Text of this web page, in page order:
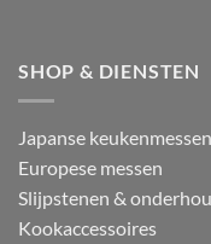
SHOP & DIENSTEN
Japanse keukenmessen
Europese messen
Slijpstenen &
Kookaccessoires